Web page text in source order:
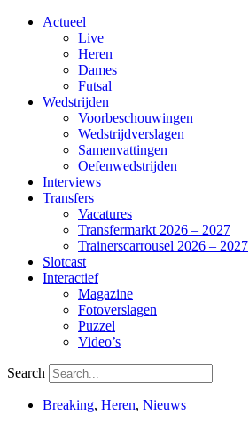
Actueel
Live
Heren
Dames
Futsal
Wedstrijden
Voorbeschouwingen
Wedstrijdverslagen
Samenvattingen
Oefenwedstrijden
Interviews
Transfers
Vacatures
Transfermarkt 2026 – 2027
Trainerscarrousel 2026 – 2027
Slotcast
Interactief
Magazine
Fotoverslagen
Puzzel
Video’s
Search
Breaking, Heren, Nieuws